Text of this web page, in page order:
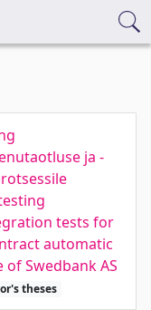
ja -
tests for
automatic
Swedbank AS
theses